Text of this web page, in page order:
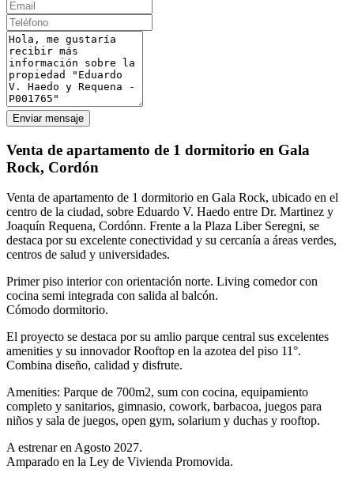
Enviar mensaje
Venta de apartamento de 1 dormitorio en Gala
Rock, Cordón
Venta de apartamento de 1 dormitorio en Gala Rock, ubicado en el
centro de la ciudad, sobre Eduardo V. Haedo entre Dr. Martinez y
Joaquín Requena, Cordónn. Frente a la Plaza Liber Seregni, se
destaca por su excelente conectividad y su cercanía a áreas verdes,
centros de salud y universidades.
Primer piso interior con orientación norte. Living comedor con
cocina semi integrada con salida al balcón.
Cómodo dormitorio.
El proyecto se destaca por su amlio parque central sus excelentes
amenities y su innovador Rooftop en la azotea del piso 11°.
Combina diseño, calidad y disfrute.
Amenities: Parque de 700m2, sum con cocina, equipamiento
completo y sanitarios, gimnasio, cowork, barbacoa, juegos para
niños y sala de juegos, open gym, solarium y duchas y rooftop.
A estrenar en Agosto 2027.
Amparado en la Ley de Vivienda Promovida.